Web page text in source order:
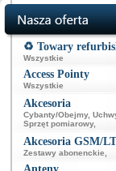
♻️ Towary
Wszystkie
Access Pointy
Wszystkie
Akcesoria
Cybanty/Obejmy,
Sprzęt pomiarowy,
Akcesoria GSM/
Zestawy abonenckie